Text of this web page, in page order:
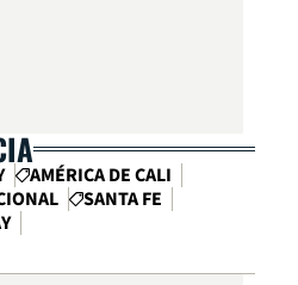
AMÉRICA DE CALI
SANTA FE